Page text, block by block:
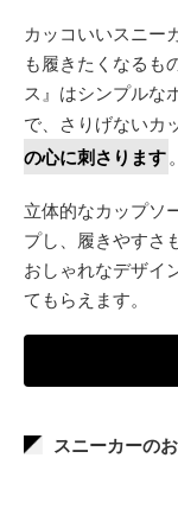
カッコいいスニー
も履きたくなるも
ス』はシンプルな
で、さりげないカ
の心に刺さります。
立体的なカップソ
プし、履きやすさ
おしゃれなデザイ
てもらえます。
スニーカーの